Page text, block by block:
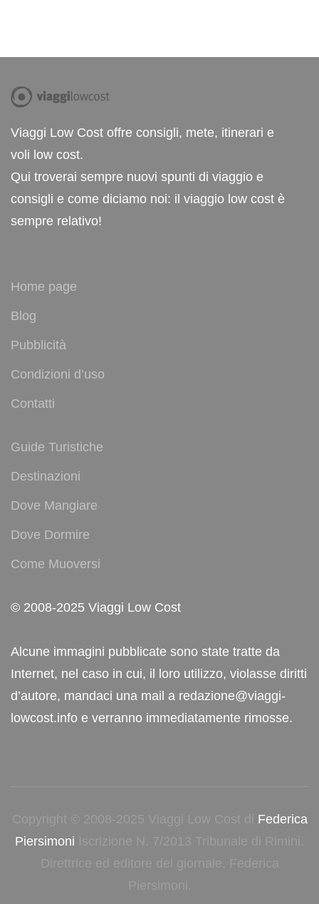
Viaggi Low Cost offre consigli, mete, itinerari e
voli low cost.
Qui troverai sempre nuovi spunti di viaggio e
consigli e come diciamo noi: il viaggio low cost è
sempre relativo!
Home page
Blog
Pubblicità
Condizioni d’uso
Contatti
Guide Turistiche
Destinazioni
Dove Mangiare
Dove Dormire
Come Muoversi
© 2008-2025 Viaggi Low Cost
Alcune immagini pubblicate sono state tratte da
Internet, nel caso in cui, il loro utilizzo, violasse diritti
d’autore, mandaci una mail a redazione@viaggi-
lowcost.info e verranno immediatamente rimosse.
Copyright © 2008-2025 Viaggi Low Cost di Federica
Piersimoni Iscrizione N. 7/2013 Tribunale di Rimini.
Direttrice ed editore del giornale, Federica
Piersimoni.